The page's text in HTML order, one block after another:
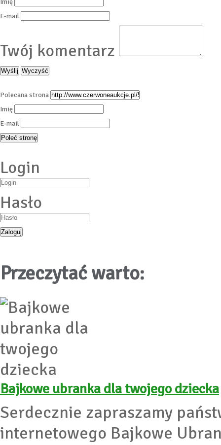
Imię
E-mail
Twój komentarz
Polecana strona
Imię
E-mail
Login
Hasło
Przeczytać warto:
Bajkowe ubranka dla twojego dziecka
Serdecznie zapraszamy
internetowego Bajkowe